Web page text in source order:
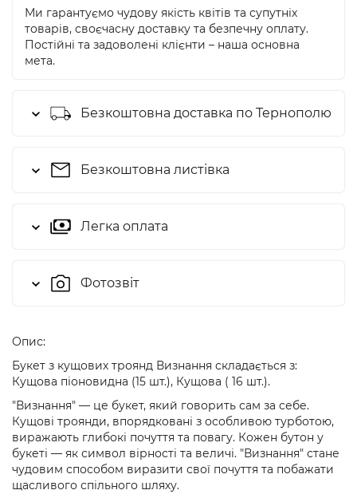
Ми гарантуємо чудову якість квітів та супутніх
товарів, своєчасну доставку та безпечну оплату.
Постійні та задоволені клієнти – наша основна
мета.
Безкоштовна доставка по Тернополю
Безкоштовна листівка
Легка оплата
Фотозвіт
Опис:
Букет з кущових троянд Визнання складається з:
Кущова піоновидна (15 шт.), Кущова ( 16 шт.).
"Визнання" — це букет, який говорить сам за себе.
Кущові троянди, впорядковані з особливою турботою,
виражають глибокі почуття та повагу. Кожен бутон у
букеті — як символ вірності та величі. "Визнання" стане
чудовим способом виразити свої почуття та побажати
щасливого спільного шляху.